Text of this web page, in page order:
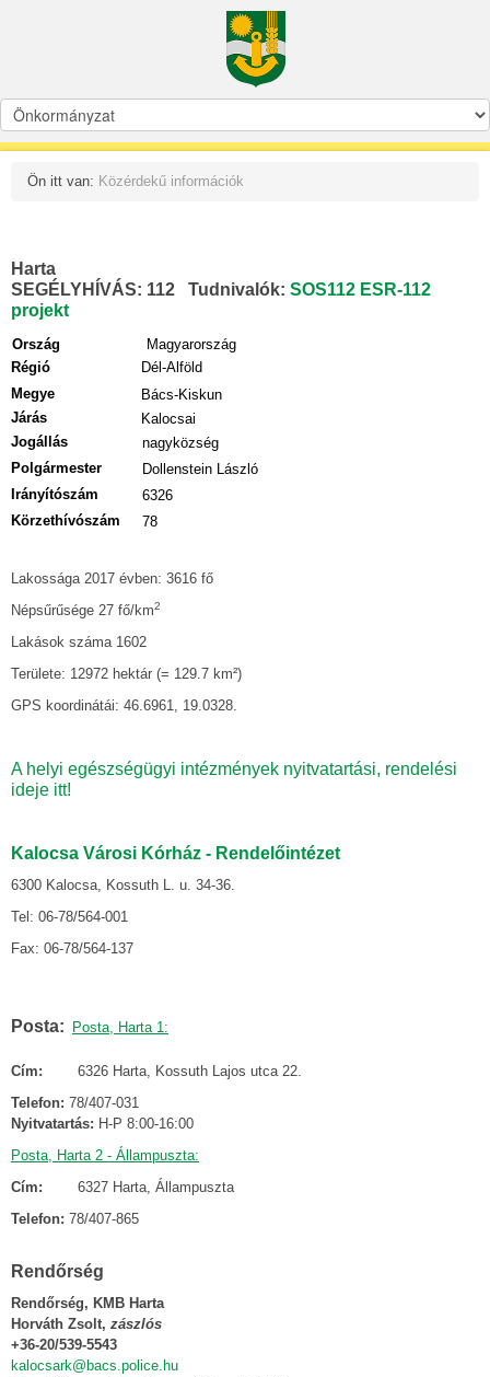
Ön itt van: Közérdekű információk
Harta
SEGÉLYHÍVÁS: 112 Tudnivalók: SOS112 ESR-112
projekt
Ország
Magyarország
Régió
Dél-Alföld
Megye
Bács-Kiskun
Járás
Kalocsai
Jogállás
nagyközség
Polgármester
Dollenstein László
Irányítószám
6326
Körzethívószám
78
Lakossága 2017 évben: 3616 fő
Népsűrűsége 27 fő/km2
Lakások száma 1602
Területe: 12972 hektár (= 129.7 km²)
GPS koordinátái: 46.6961, 19.0328.
A helyi egészségügyi intézmények nyitvatartási, rendelési
ideje itt!
Kalocsa Városi Kórház - Rendelőintézet
6300 Kalocsa, Kossuth L. u. 34-36.
Tel: 06-78/564-001
Fax: 06-78/564-137
Posta: Posta, Harta 1:
Cím: 6326 Harta, Kossuth Lajos utca 22.
Telefon: 78/407-031
Nyitvatartás: H-P 8:00-16:00
Posta, Harta 2 - Állampuszta:
Cím: 6327 Harta, Állampuszta
Telefon: 78/407-865
Rendőrség
Rendőrség, KMB Harta
Horváth Zsolt, zászlós
+36-20/539-5543
kalocsark@bacs.police.hu